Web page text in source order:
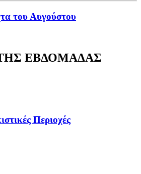
του Αυγούστου
ΕΒΔΟΜΑΔΑΣ
Περιοχές